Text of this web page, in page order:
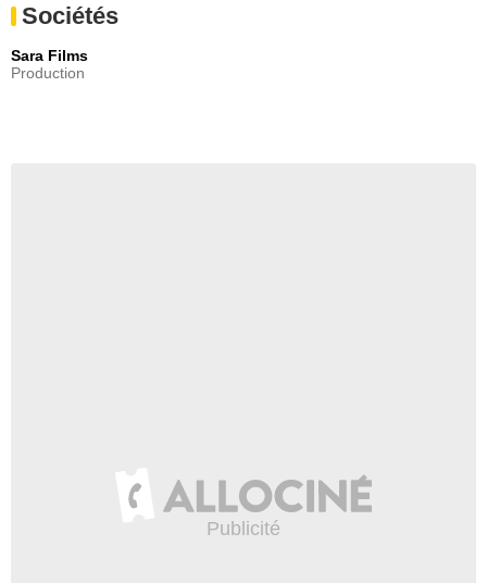
Sociétés
Sara Films
Production